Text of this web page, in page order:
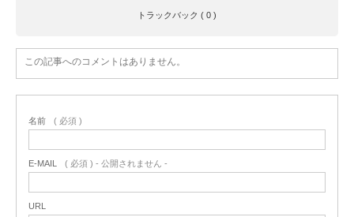
トラックバック ( 0 )
この記事へのコメントはありません。
名前 ( 必須 )
E-MAIL ( 必須 ) - 公開されません -
URL